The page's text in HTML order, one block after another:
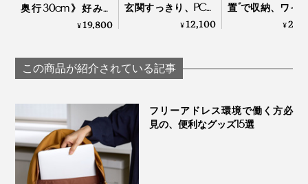
奥行30cm》好みの
配色で積み重ねも自
¥19,800
玄関すっきり、PCも
載せられる「カウン
ワー
¥12,100
置”で収納、ワイ
ス充電台つきの
¥
この商品が紹介されている記事
フリーアドレス環境で働く方必
見の、便利なグッズ15選